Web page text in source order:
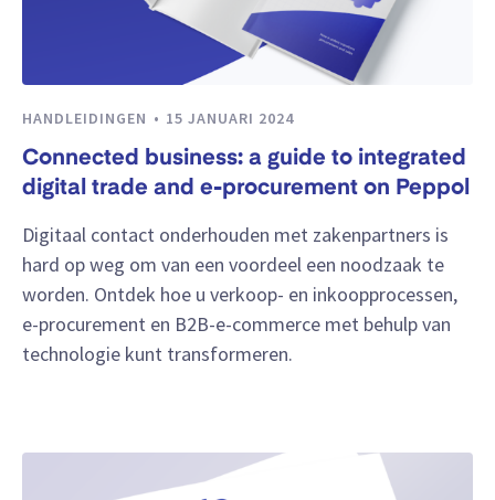
HANDLEIDINGEN 15 JANUARI 2024
Connected business: a guide to integrated
digital trade and e-procurement on Peppol
Digitaal contact onderhouden met zakenpartners is
hard op weg om van een voordeel een noodzaak te
worden. Ontdek hoe u verkoop- en inkoopprocessen,
e-procurement en B2B-e-commerce met behulp van
technologie kunt transformeren.